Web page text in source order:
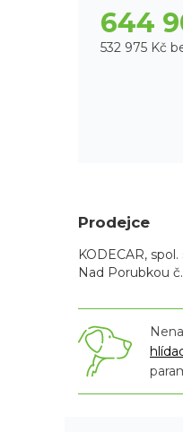
644
532 975 Kč
Prodejce
KODECAR, spol.
Nad Porubkou